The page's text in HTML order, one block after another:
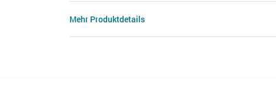
Mehr Produktdetails